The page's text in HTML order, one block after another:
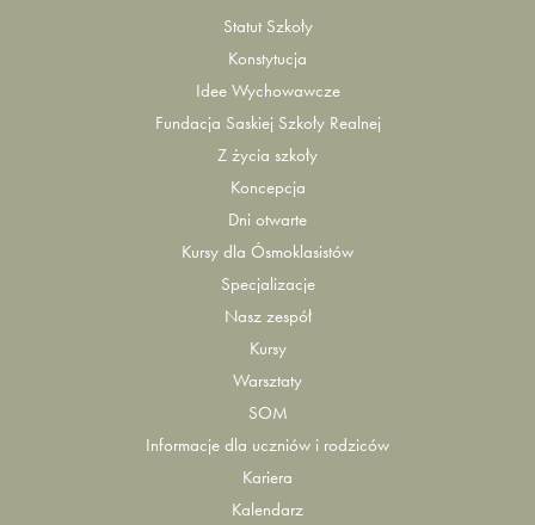
Statut Szkoły
Konstytucja
Idee Wychowawcze
Fundacja Saskiej Szkoły Realnej
Z życia szkoły
Koncepcja
Dni otwarte
Kursy dla Ósmoklasistów
Specjalizacje
Nasz zespół
Kursy
Warsztaty
SOM
Informacje dla uczniów i rodziców
Kariera
Kalendarz